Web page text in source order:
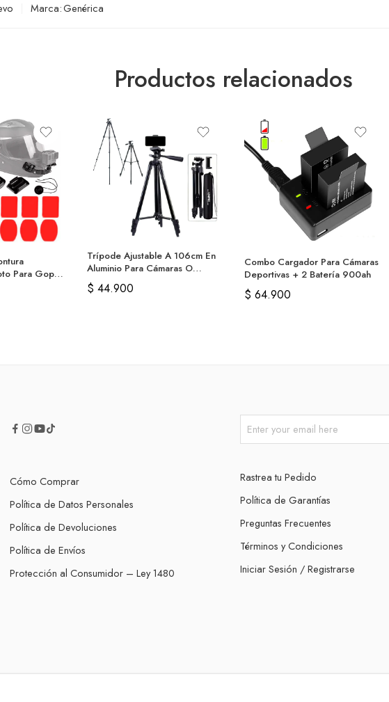
Marca:Genérica
Productos relacionados
Para Gopro
Trípode Ajustable A 106cm En
Aluminio Para Cámaras O
Celular
$ 44.900
Combo Cargador Para Cámaras
Deportivas + 2 Batería 900ah
$ 64.900
Cómo Comprar
Política de Datos Personales
Política de Devoluciones
Política de Envíos
Protección al Consumidor – Ley 1480
Rastrea tu Pedido
Política de Garantías
Preguntas Frecuentes
Términos y Condiciones
Iniciar Sesión / Registrarse